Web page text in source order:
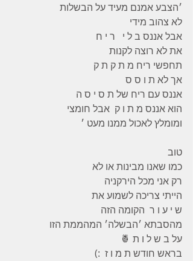
׳הצבע אמנם מעיד על הבשלות
לא צהוב מידי
אבל אננס ב ל י   ר י ח
את לא רוצה לקנות
תחפשי ריח מ ת ק ת ק
אך לא ת ו ס ס
אננס עם ריח של ת ס י ס ה
הוא אננס מ ת ו ק  אבל חומצי
ומומלץ לאכול ממנו מעט ׳
טוב
כמו שאנו מבינות או לא
רק אני מכל הירקניה
הייתי צריכה לשמוע את
ש י ע ו ר  הקומה הזה
מהסבתא ׳הבשלה׳ המהממת הזו
על ב ש ל ו ת 🍍
בראש חודש ת מ ו ז  :)